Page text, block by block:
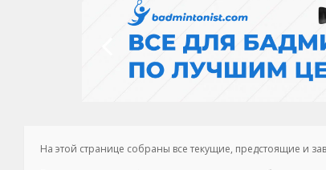
На этой странице собраны все текущие, предстоящие и